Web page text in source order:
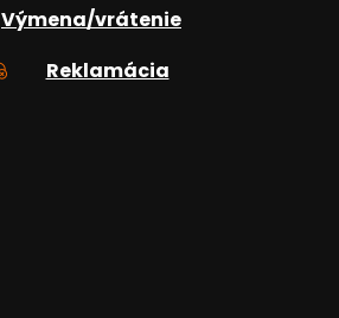
Výmena/vrátenie
Reklamácia